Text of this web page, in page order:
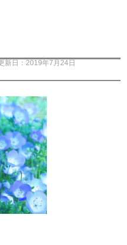
新日：2019年7月24日